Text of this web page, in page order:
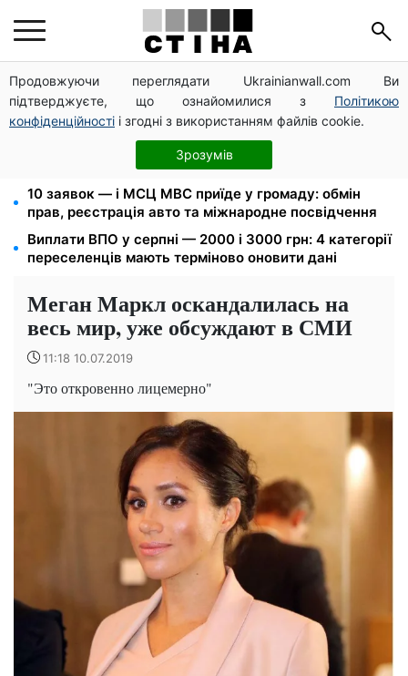
Продовжуючи переглядати Ukrainianwall.com Ви
підтверджуєте, що ознайомилися з Політикою
конфіденційності і згодні з використанням файлів cookie.
Зрозумів
Пенсія по інвалідності III групи з вересня: від 2595
до 10 625 грн — хто скільки отримає
Федоров звільнений і без бронювання: Камельчук
пропонує ексміністру мобілізацію на загальних
10 заявок — і МСЦ МВС приїде у громаду: обмін
прав, реєстрація авто та міжнародне посвідчення
Виплати ВПО у серпні — 2000 і 3000 грн: 4 категорії
переселенців мають терміново оновити дані
Меган Маркл оскандалилась на
весь мир, уже обсуждают в СМИ
11:18 10.07.2019
"Это откровенно лицемерно"